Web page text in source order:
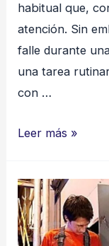
habitual que,
atención. Sin
falle durante
una tarea
con …
La
de
una
Eslinga
Leer más »